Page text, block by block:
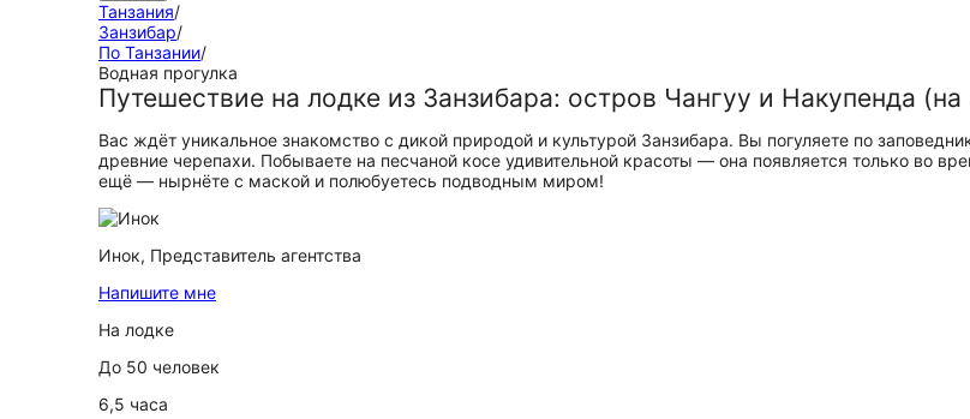
Танзания/
Занзибар/
По Танзании/
Водная прогулка
Путешествие на лодке из Занзибара: остров Чангуу и Накупенда (на
Вас ждёт уникальное знакомство с дикой природой и культурой Занзибара. Вы погуляете по
древние черепахи. Побываете на песчаной косе удивительной красоты — она появляется только во
ещё — нырнёте с маской и полюбуетесь подводным миром!
Инок, Представитель агентства
Напишите мне
На лодке
До 50 человек
6,5 часа